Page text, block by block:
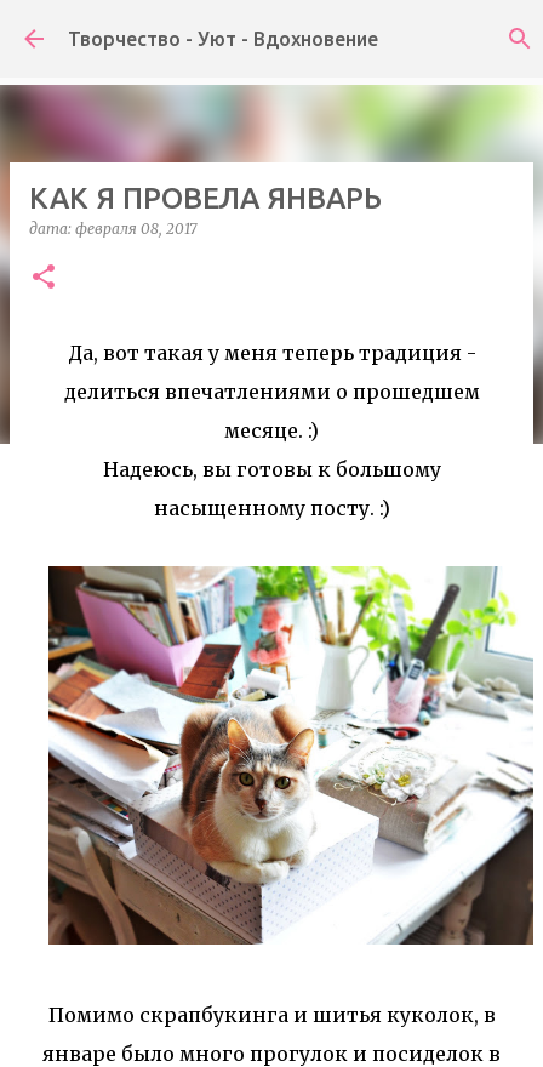
К основному контенту
Творчество - Уют - Вдохновение
КАК Я ПРОВЕЛА ЯНВАРЬ
дата: февраля 08, 2017
Да, вот такая у меня теперь традиция -
делиться впечатлениями о прошедшем
месяце. :)
Надеюсь, вы готовы к большому
насыщенному посту. :)
Помимо скрапбукинга и шитья куколок, в
январе было много прогулок и посиделок в